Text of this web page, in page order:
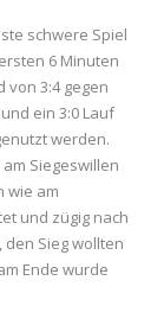
schwere Spiel
6 Minuten
von 3:4 gegen
ein 3:0 Lauf
werden.
Siegeswillen
wie am
und zügig nach
Sieg wollten
Ende wurde